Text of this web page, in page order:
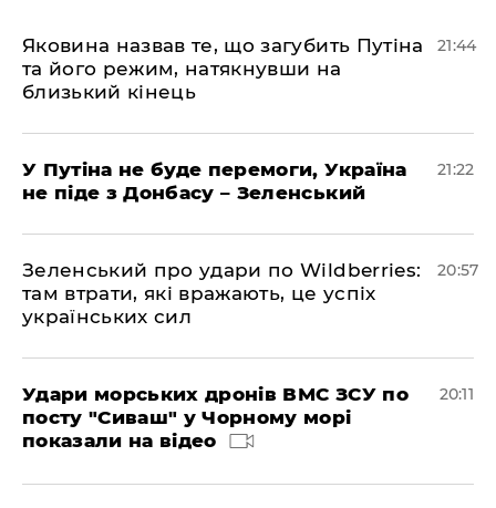
Яковина назвав те, що загубить Путіна
та його режим, натякнувши на
близький кінець
21:44
У Путіна не буде перемоги, Україна
не піде з Донбасу – Зеленський
21:22
Зеленський про удари по Wildberries:
там втрати, які вражають, це успіх
українських сил
20:57
Удари морських дронів ВМС ЗСУ по
посту "Сиваш" у Чорному морі
показали на відео
20:11